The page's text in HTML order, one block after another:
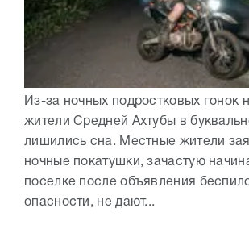
Из-за ночных подростковых гонок
жители Средней Ахтубы в
лишились сна. Местные жители
ночные покатушки, зачастую
поселке после объявления
опасности, не дают...